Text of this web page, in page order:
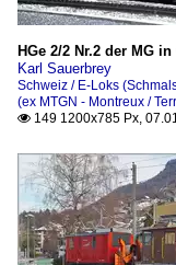
HGe 2/2 Nr.2 der MG
Karl Sauerbrey
Schweiz / E-Loks
(ex MTGN - Montreux /
 149 1200x785 Px,